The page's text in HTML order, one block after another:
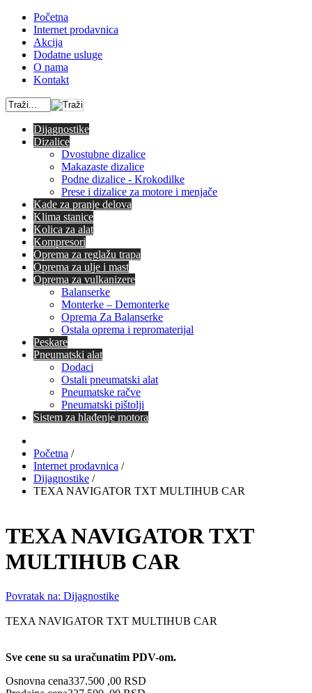
Početna
Internet prodavnica
Akcija
Dodatne usluge
O nama
Kontakt
Dijagnostike
Dizalice
Dvostubne dizalice
Makazaste dizalice
Podne dizalice - Krokodilke
Prese i dizalice za motore i menjače
Kade za pranje delova
Klima stanice
Kolica za alat
Kompresori
Oprema za reglažu trapa
Oprema za ulje i mast
Oprema za vulkanizere
Balanserke
Monterke – Demonterke
Oprema Za Balanserke
Ostala oprema i repromaterijal
Peskare
Pneumatski alat
Dodaci
Ostali pneumatski alat
Pneumatske račve
Pneumatski pištolji
Sistem za hlađenje motora
Početna /
Internet prodavnica /
Dijagnostike /
TEXA NAVIGATOR TXT MULTIHUB CAR
TEXA NAVIGATOR TXT
MULTIHUB CAR
Povratak na: Dijagnostike
TEXA NAVIGATOR TXT MULTIHUB CAR
Sve cene su sa uračunatim PDV-om.
Osnovna cena337.500 ,00 RSD